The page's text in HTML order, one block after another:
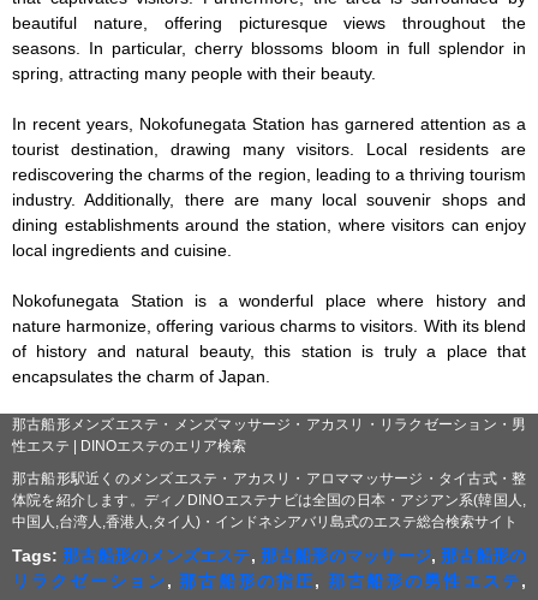
beautiful nature, offering picturesque views throughout the
seasons. In particular, cherry blossoms bloom in full splendor in
spring, attracting many people with their beauty.
In recent years, Nokofunegata Station has garnered attention as a
tourist destination, drawing many visitors. Local residents are
rediscovering the charms of the region, leading to a thriving tourism
industry. Additionally, there are many local souvenir shops and
dining establishments around the station, where visitors can enjoy
local ingredients and cuisine.
Nokofunegata Station is a wonderful place where history and
nature harmonize, offering various charms to visitors. With its blend
of history and natural beauty, this station is truly a place that
encapsulates the charm of Japan.
那古船形メンズエステ・メンズマッサージ・アカスリ・リラクゼーション・男
性エステ | DINOエステのエリア検索
那古船形駅近くのメンズエステ・アカスリ・アロママッサージ・タイ古式・整
体院を紹介します。ディノDINOエステナビは全国の日本・アジアン系(韓国人,
中国人,台湾人,香港人,タイ人)・インドネシアバリ島式のエステ総合検索サイト
Tags:那古船形のメンズエステ, 那古船形のマッサージ,那古船形の
リラクゼーション,那古船形の指圧, 那古船形の男性エステ,